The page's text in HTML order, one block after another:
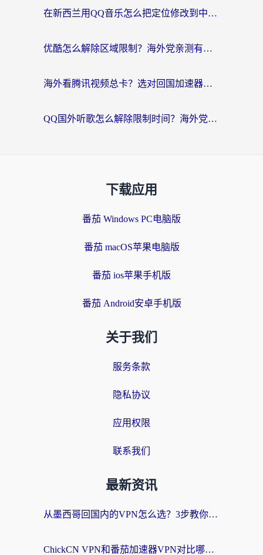
在新西兰用QQ音乐怎么把定位修改到中国国内？海外党听歌追剧的实用指南
优酷怎么解除区域限制？海外党亲测有效的回国加速器选择指南
海外看腾讯视频总卡？选对回国加速器，还能解决英国1号店定位+欧洲杯CCTV5直播问题
QQ国外听歌怎么解除限制时间？海外党亲测有效的回国加速方案
下载应用
番茄 Windows PC电脑版
番茄 macOS苹果电脑版
番茄 ios苹果手机版
番茄 Android安卓手机版
关于我们
服务条款
隐私协议
应用权限
联系我们
最新资讯
从墨西哥回国内的VPN怎么选？3步教你无缝刷剧、玩国服游戏
ChickCN VPN和番茄加速器VPN对比哪个回国效果更好？海外党亲测后的真实答案